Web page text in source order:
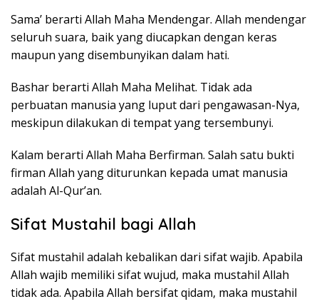
Sama’ berarti Allah Maha Mendengar. Allah mendengar
seluruh suara, baik yang diucapkan dengan keras
maupun yang disembunyikan dalam hati.
Bashar berarti Allah Maha Melihat. Tidak ada
perbuatan manusia yang luput dari pengawasan-Nya,
meskipun dilakukan di tempat yang tersembunyi.
Kalam berarti Allah Maha Berfirman. Salah satu bukti
firman Allah yang diturunkan kepada umat manusia
adalah Al-Qur’an.
Sifat Mustahil bagi Allah
Sifat mustahil adalah kebalikan dari sifat wajib. Apabila
Allah wajib memiliki sifat wujud, maka mustahil Allah
tidak ada. Apabila Allah bersifat qidam, maka mustahil